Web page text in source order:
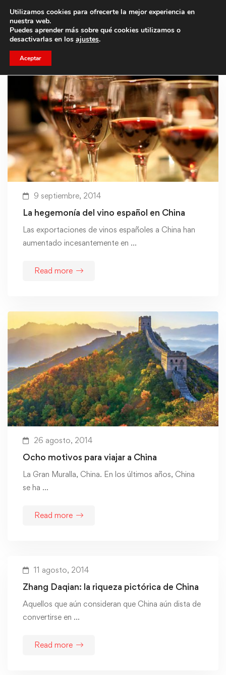
Trae a un amigo y llevaos un total de 75€ de descuento.
9 septiembre, 2014
La hegemonía del vino español en China
Las exportaciones de vinos españoles a China han
aumentado incesantemente en …
Read more
26 agosto, 2014
Ocho motivos para viajar a China
La Gran Muralla, China. En los últimos años, China
se ha …
Read more
11 agosto, 2014
Zhang Daqian: la riqueza pictórica de China
Aquellos que aún consideran que China aún dista de
convertirse en …
Read more
Utilizamos cookies para ofrecerte la mejor experiencia en
nuestra web.
Puedes aprender más sobre qué cookies utilizamos o
desactivarlas en los ajustes.
Aceptar